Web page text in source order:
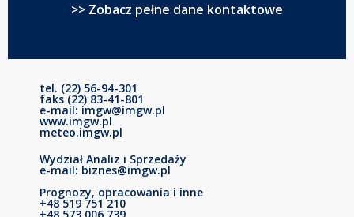
>> Zobacz pełne dane kontaktowe
tel. (22) 56-94-301
faks (22) 83-41-801
e-mail: imgw@imgw.pl
www.imgw.pl
meteo.imgw.pl
Wydział Analiz i Sprzedaży
e-mail: biznes@imgw.pl
Prognozy, opracowania i inne
+48 519 751 210